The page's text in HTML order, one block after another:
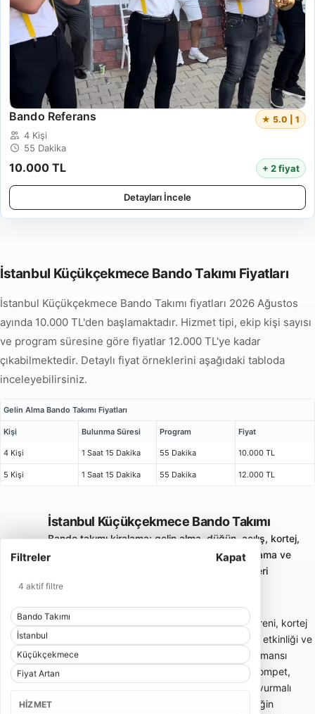
Filtreler Kapat
4 aktif filtre
Bando Takımı
İstanbul
Küçükçekmece
Fiyat Artan
HIZMET
Bando Referans ★ 5.0 | 1
4 Kişi
55 Dakika
10.000 TL + 2 fiyat
Detayları İncele
İstanbul Küçükçekmece Bando Takımı Fiyatları
İstanbul Küçükçekmece Bando Takımı fiyatları 2026 Ağustos
ayında 10.000 TL'den başlamaktadır. Hizmet tipi, ekip kişi sayısı
ve program süresine göre fiyatlar 12.000 TL'ye kadar
çıkabilmektedir. Detaylı fiyat örneklerini aşağıdaki tabloda
inceleyebilirsiniz.
Gelin Alma Bando Takımı Fiyatları
Kişi Bulunma Süresi Program Fiyat
4 Kişi 1 Saat 15 Dakika 55 Dakika 10.000 TL
5 Kişi 1 Saat 15 Dakika 55 Dakika 12.000 TL
İstanbul Küçükçekmece Bando Takımı
Bando takımı kiralama; gelin alma, düğün, açılış, kortej,
sünnet ve kurumsal etkinliklerde enerjik karşılama ve
yürüyüş performansı sunan profesyonel ekipleri
karşılaştırmayı sağlar.
Bando takımı; gelin alma, düğün girişi, açılış töreni, kortej
yürüyüşü, sünnet organizasyonu, festival, okul etkinliği ve
kurumsal davetlerde enerjik canlı müzik performansı
sunan gezici müzik ekibidir. Davul, trampet, trompet,
klarnet, saksafon, zurna veya farklı nefesli ve vurmalı
enstrümanlardan oluşabilir. Bando ekibi, etkinliğin